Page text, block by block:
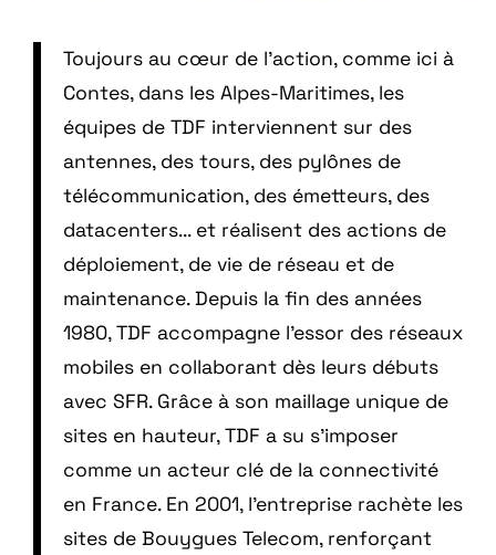
Toujours au cœur de l’action, comme ici à
Contes, dans les Alpes-Maritimes, les
équipes de TDF interviennent sur des
antennes, des tours, des pylônes de
télécommunication, des émetteurs, des
datacenters... et réalisent des actions de
déploiement, de vie de réseau et de
maintenance. Depuis la fin des années
1980, TDF accompagne l’essor des réseaux
mobiles en collaborant dès leurs débuts
avec SFR. Grâce à son maillage unique de
sites en hauteur, TDF a su s’imposer
comme un acteur clé de la connectivité
en France. En 2001, l’entreprise rachète les
sites de Bouygues Telecom, renforçant